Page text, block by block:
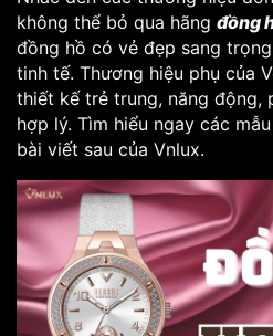
không thể bỏ qua hãng đồng
đồng hồ có vẻ đẹp sang
tinh tế. Thương hiệu phụ của
thiết kế trẻ trung, năng động,
hợp lý. Tìm hiểu ngay các
bài viết sau của Vnlux.